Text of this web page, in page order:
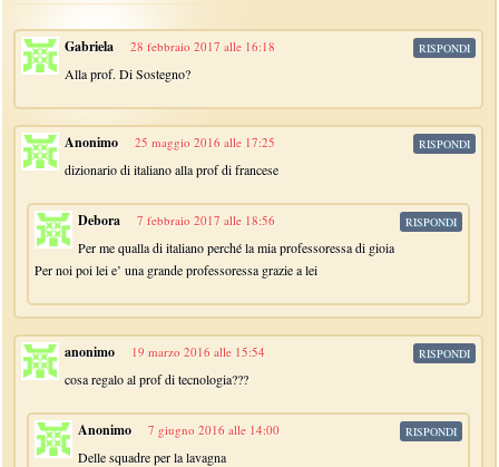
Gabriela 28 febbraio 2017 alle 16:18
Alla prof. Di Sostegno?
RISPONDI
Anonimo 25 maggio 2016 alle 17:25
dizionario di italiano alla prof di francese
RISPONDI
Debora 7 febbraio 2017 alle 18:56
Per me qualla di italiano perché la mia professoressa di gioia
Per noi poi lei e’ una grande professoressa grazie a lei
RISPONDI
anonimo 19 marzo 2016 alle 15:54
cosa regalo al prof di tecnologia???
RISPONDI
Anonimo 7 giugno 2016 alle 14:00
Delle squadre per la lavagna
RISPONDI